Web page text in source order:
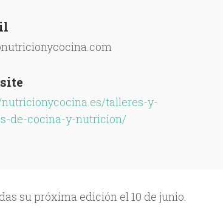
talleres-y-
de-cocina-y-nutricion/
su próxima edición el 10 de junio.